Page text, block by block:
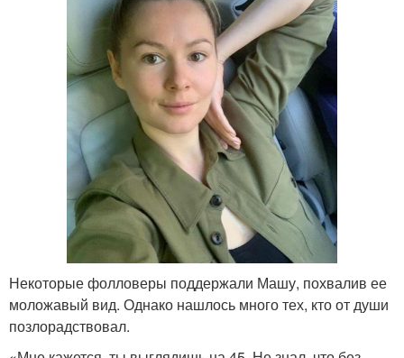
Некоторые фолловеры поддержали Машу, похвалив ее
моложавый вид. Однако нашлось много тех, кто от души
позлорадствовал.